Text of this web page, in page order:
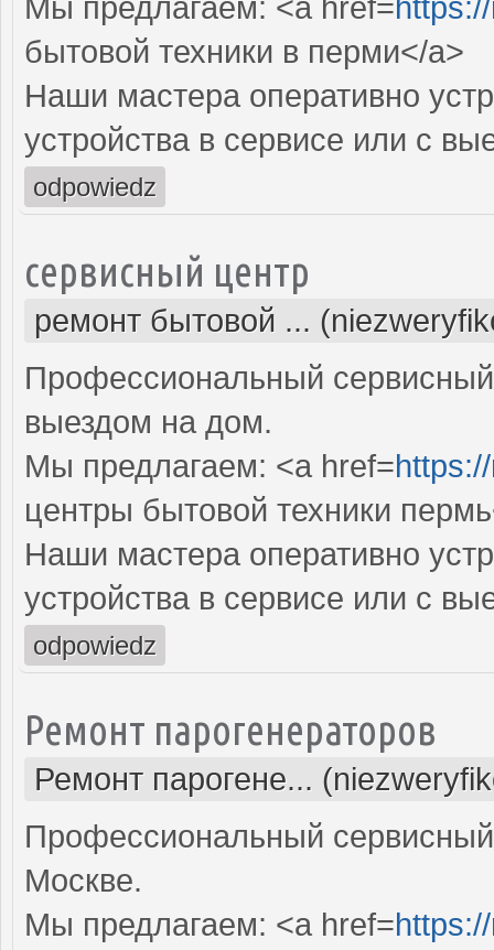
Мы предлагаем: <a href=
бытовой техники в перми</a>
Наши мастера оперативно
устройства в сервисе или с
odpowiedz
сервисный центр
ремонт бытовой ...
Профессиональный
выездом на дом.
Мы предлагаем: <a href=
центры бытовой техники
Наши мастера оперативно
устройства в сервисе или с
odpowiedz
Ремонт парогенераторов
Ремонт парогене...
Профессиональный
Москве.
Мы предлагаем: <a href=